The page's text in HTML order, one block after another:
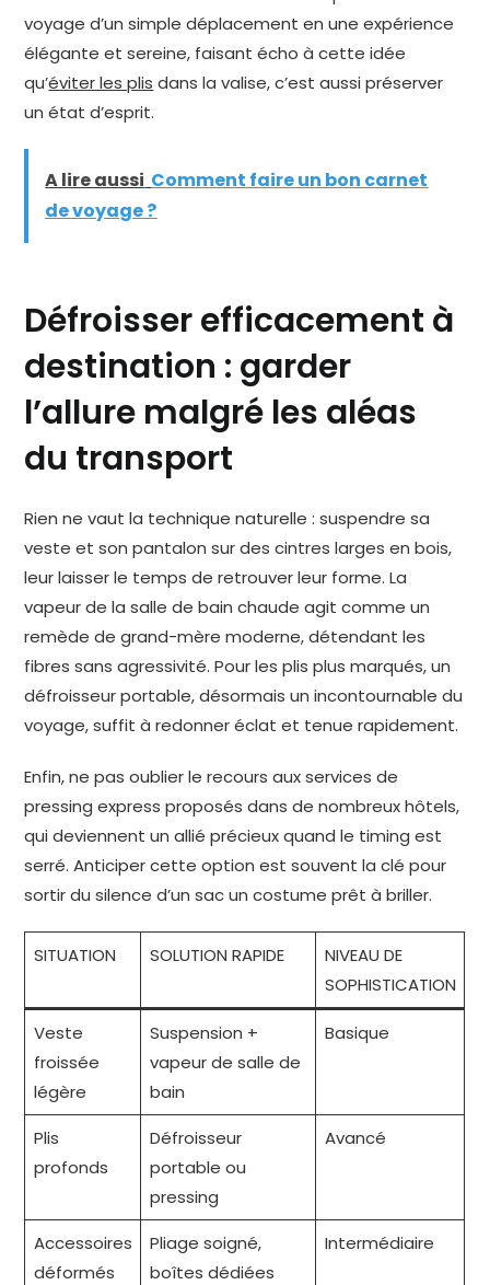
voyage d’un simple déplacement en une expérience
élégante et sereine, faisant écho à cette idée
qu’éviter les plis dans la valise, c’est aussi préserver
un état d’esprit.
A lire aussi Comment faire un bon carnet
de voyage ?
Défroisser efficacement à
destination : garder
l’allure malgré les aléas
du transport
Rien ne vaut la technique naturelle : suspendre sa
veste et son pantalon sur des cintres larges en bois,
leur laisser le temps de retrouver leur forme. La
vapeur de la salle de bain chaude agit comme un
remède de grand-mère moderne, détendant les
fibres sans agressivité. Pour les plis plus marqués, un
défroisseur portable, désormais un incontournable du
voyage, suffit à redonner éclat et tenue rapidement.
Enfin, ne pas oublier le recours aux services de
pressing express proposés dans de nombreux hôtels,
qui deviennent un allié précieux quand le timing est
serré. Anticiper cette option est souvent la clé pour
sortir du silence d’un sac un costume prêt à briller.
SITUATION SOLUTION RAPIDE
NIVEAU DE
SOPHISTICATION
Veste
froissée
légère
Suspension +
vapeur de salle de
bain
Basique
Plis
profonds
Défroisseur
portable ou
pressing
Avancé
Accessoires
déformés
Pliage soigné,
boîtes dédiées
Intermédiaire